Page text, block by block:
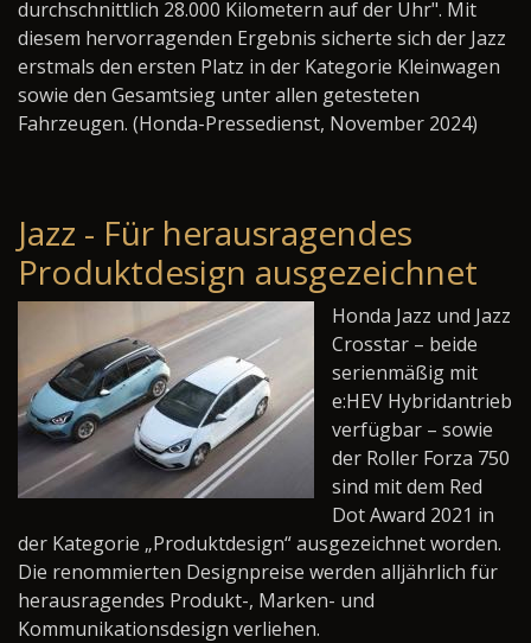
durchschnittlich 28.000 Kilometern auf der Uhr". Mit
diesem hervorragenden Ergebnis sicherte sich der Jazz
erstmals den ersten Platz in der Kategorie Kleinwagen
sowie den Gesamtsieg unter allen getesteten
Fahrzeugen. (Honda-Pressedienst, November 2024)
Jazz - Für herausragendes
Produktdesign ausgezeichnet
Honda Jazz und Jazz
Crosstar – beide
serienmäßig mit
e:HEV Hybridantrieb
verfügbar – sowie
der Roller Forza 750
sind mit dem Red
Dot Award 2021 in
der Kategorie „Produktdesign“ ausgezeichnet worden.
Die renommierten Designpreise werden alljährlich für
herausragendes Produkt-, Marken- und
Kommunikationsdesign verliehen.